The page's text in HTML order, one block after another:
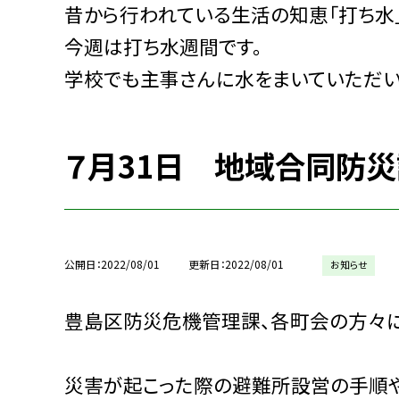
昔から行われている生活の知恵「打ち水」
今週は打ち水週間です。
学校でも主事さんに水をまいていただい
７月31日 地域合同防
公開日 2022/08/01 更新日 2022/08/01 お知らせ
豊島区防災危機管理課、各町会の方々
災害が起こった際の避難所設営の手順